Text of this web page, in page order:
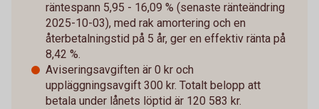
räntespann 5,95 - 16,09 % (senaste ränteändring
2025-10-03), med rak amortering och en
återbetalningstid på 5 år, ger en effektiv ränta på
8,42 %.
Aviseringsavgiften är 0 kr och
uppläggningsavgift 300 kr. Totalt belopp att
betala under lånets löptid är 120 583 kr.